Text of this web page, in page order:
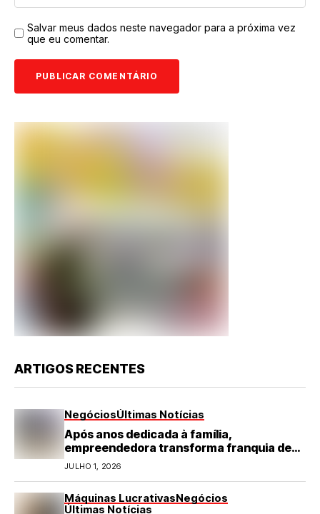
Salvar meus dados neste navegador para a próxima vez
que eu comentar.
ARTIGOS RECENTES
NegóciosÚltimas Notícias
Após anos dedicada à família,
empreendedora transforma franquia de
turismo em negócio de destaque no RN
JULHO 1, 2026
Máquinas LucrativasNegócios
Últimas Notícias